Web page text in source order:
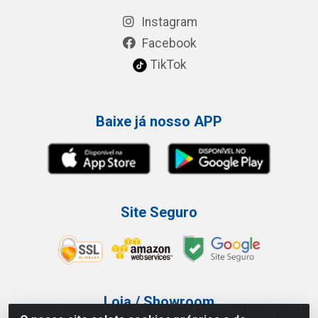
Instagram
Facebook
TikTok
Baixe já nosso APP
Site Seguro
Loja / Showroom